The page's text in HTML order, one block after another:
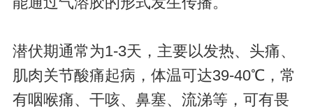
潜伏期通常为1-3天，主要以发热、头痛、
肌肉关节酸痛起病，体温可达39-40℃，常
有咽喉痛、干咳、鼻塞、流涕等，可有畏